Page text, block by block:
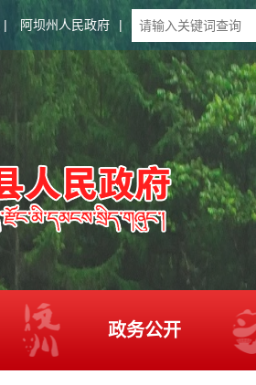
| 阿坝州人民政府 |
政务公开